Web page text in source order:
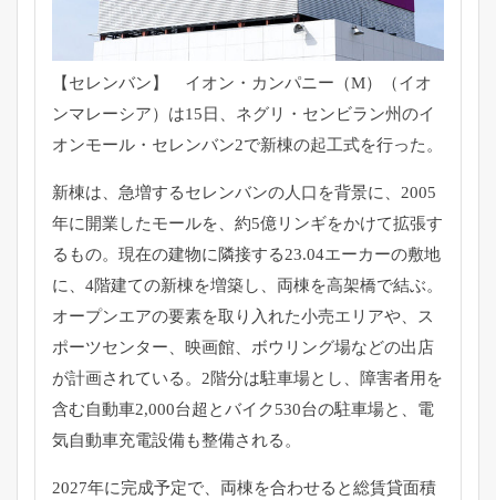
【セレンバン】 イオン・カンパニー（M）（イオ
ンマレーシア）は15日、 ネグリ・センビラン州のイ
オンモール・ セレンバン2で新棟の起工式を行った。
新棟は、急増するセレンバンの人口を背景に、 2005
年に開業したモールを、 約5億リンギをかけて拡張す
るもの。現在の建物に隣接する23.04エーカーの敷地
に、4階建ての新棟を増築し、 両棟を高架橋で結ぶ。
オープンエアの要素を取り入れた小売エリアや、
ス
ポーツセンター、映画館、 ボウリング場などの出店
が計画されている。2階分は駐車場とし、
障害者用を
含む自動車2,000台超とバイク530台の駐車場と、 電
気自動車充電設備も整備される。
2027年に完成予定で、 両棟を合わせると総賃貸面積